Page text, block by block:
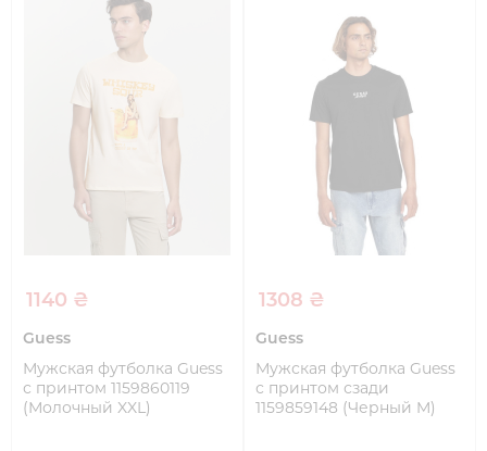
1140 ₴
Guess
Мужская футболка Guess
с принтом 1159860119
(Молочный XXL)
1308 ₴
Guess
Мужская футболка Guess
с принтом сзади
1159859148 (Черный M)